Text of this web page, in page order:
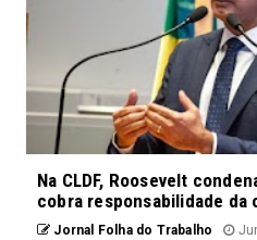
Na CLDF, Roosevelt
cobra responsabilidade da
Jornal Folha do Trabalho